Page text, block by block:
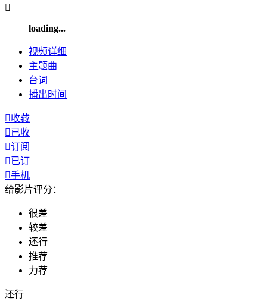

loading...
视频详细
主题曲
台词
播出时间
收藏
已收
订阅
已订
手机
给影片评分：
很差
较差
还行
推荐
力荐
还行